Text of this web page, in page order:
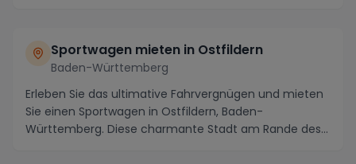
Sportwagen mieten in Ostfildern
Baden-Württemberg
Erleben Sie das ultimative Fahrvergnügen und mieten
Sie einen Sportwagen in Ostfildern, Baden-
Württemberg. Diese charmante Stadt am Rande des